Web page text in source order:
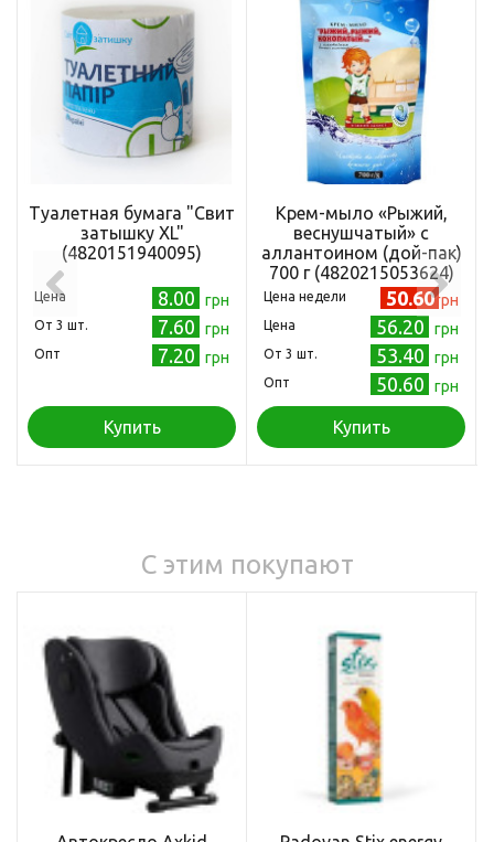
Туалетная бумага "Свит
затышку XL"
(4820151940095)
Цена 8.00 грн
Oт 3 шт. 7.60 грн
Опт 7.20 грн
Купить
Крем-мыло «Рыжий,
веснушчатый» с
аллантоином (дой-пак)
700 г (4820215053624)
Цена недели 50.60грн
Цена 56.20 грн
Oт 3 шт. 53.40 грн
Опт 50.60 грн
Купить
С этим покупают